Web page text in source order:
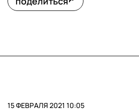
15 ФЕВРАЛЯ 2021 10:05